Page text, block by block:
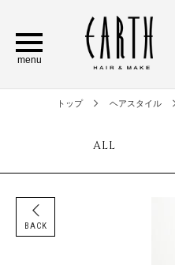
menu
トップ ヘアスタイル
ALL
BACK